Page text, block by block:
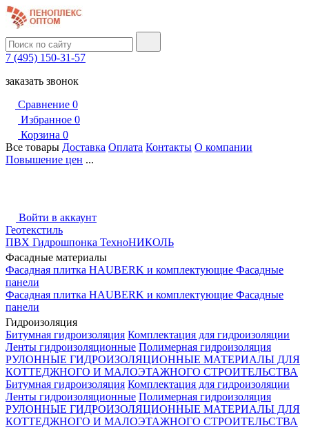
7 (495) 150-31-57
заказать звонок
Сравнение 0
Избранное 0
Корзина 0
Все товары Доставка Оплата Контакты О компании
Повышение цен ...
Войти в аккаунт
Геотекстиль
ПВХ Гидрошпонка ТехноНИКОЛЬ
Фасадные материалы
Фасадная плитка HAUBERK и комплектующие Фасадные
панели
Фасадная плитка HAUBERK и комплектующие Фасадные
панели
Гидроизоляция
Битумная гидроизоляция Комплектация для гидроизоляции
Ленты гидроизоляционные Полимерная гидроизоляция
РУЛОННЫЕ ГИДРОИЗОЛЯЦИОННЫЕ МАТЕРИАЛЫ ДЛЯ
КОТТЕДЖНОГО И МАЛОЭТАЖНОГО СТРОИТЕЛЬСТВА
Битумная гидроизоляция Комплектация для гидроизоляции
Ленты гидроизоляционные Полимерная гидроизоляция
РУЛОННЫЕ ГИДРОИЗОЛЯЦИОННЫЕ МАТЕРИАЛЫ ДЛЯ
КОТТЕДЖНОГО И МАЛОЭТАЖНОГО СТРОИТЕЛЬСТВА